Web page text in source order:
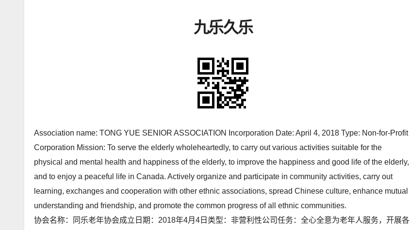
九乐久乐
Association name: TONG YUE SENIOR ASSOCIATION Incorporation Date: April 4, 2018 Type: Non-for-Profit
Corporation Mission: To serve the elderly wholeheartedly, to carry out various activities suitable for the
physical and mental health and happiness of the elderly, to improve the happiness and good life of the elderly,
and to enjoy a peaceful life in Canada. Actively organize and participate in community activities, carry out
learning, exchanges and cooperation with other ethnic associations, spread Chinese culture, enhance mutual
understanding and friendship, and promote the common progress of all ethnic communities.
协会名称：同乐老年协会成立日期：2018年4月4日类型：非营利性公司任务：全心全意为老年人服务，开展各